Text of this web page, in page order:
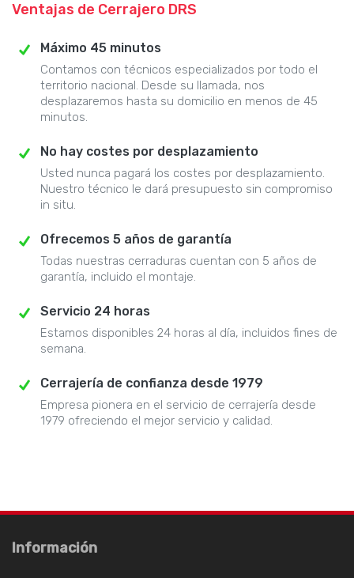
Ventajas de Cerrajero DRS
Máximo 45 minutos
Contamos con técnicos especializados por todo el
territorio nacional. Desde su llamada, nos
desplazaremos hasta su domicilio en menos de 45
minutos.
No hay costes por desplazamiento
Usted nunca pagará los costes por desplazamiento.
Nuestro técnico le dará presupuesto sin compromiso
in situ.
Ofrecemos 5 años de garantía
Todas nuestras cerraduras cuentan con 5 años de
garantía, incluido el montaje.
Servicio 24 horas
Estamos disponibles 24 horas al día, incluidos fines de
semana.
Cerrajería de confianza desde 1979
Empresa pionera en el servicio de cerrajería desde
1979 ofreciendo el mejor servicio y calidad.
Información